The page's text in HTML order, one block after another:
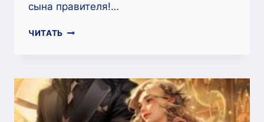
сына правителя!…
ЧИТАТЬ СОБСТВЕННОСТЬ
ТРОГАТЬ!
—
ЛЕСЯ
ЛИС